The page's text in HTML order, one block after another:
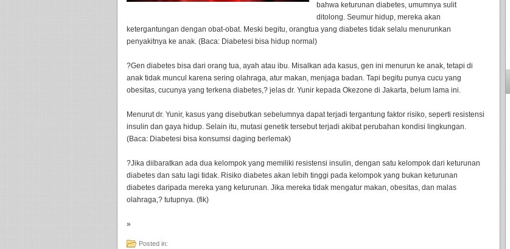
bahwa keturunan diabetes, umumnya sulit
ditolong. Seumur hidup, mereka akan
ketergantungan dengan obat-obat. Meski begitu, orangtua yang diabetes tidak selalu menurunkan
penyakitnya ke anak. (Baca: Diabetesi bisa hidup normal)
?Gen diabetes bisa dari orang tua, ayah atau ibu. Misalkan ada kasus, gen ini menurun ke anak, tetapi di
anak tidak muncul karena sering olahraga, atur makan, menjaga badan. Tapi begitu punya cucu yang
obesitas, cucunya yang terkena diabetes,? jelas dr. Yunir kepada Okezone di Jakarta, belum lama ini.
Menurut dr. Yunir, kasus yang disebutkan sebelumnya dapat terjadi tergantung faktor risiko, seperti resistensi
insulin dan gaya hidup. Selain itu, mutasi genetik tersebut terjadi akibat perubahan kondisi lingkungan.
(Baca: Diabetesi bisa konsumsi daging berlemak)
?Jika diibaratkan ada dua kelompok yang memiliki resistensi insulin, dengan satu kelompok dari keturunan
diabetes dan satu lagi tidak. Risiko diabetes akan lebih tinggi pada kelompok yang bukan keturunan
diabetes daripada mereka yang keturunan. Jika mereka tidak mengatur makan, obesitas, dan malas
olahraga,? tutupnya. (fik)
»
Posted in: